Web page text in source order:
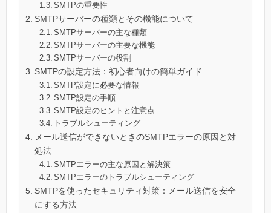
SMTPの重要性
SMTPサーバーの種類とその機能について
SMTPサーバーの主な種類
SMTPサーバーの主要な機能
SMTPサーバーの役割
SMTPの設定方法：初心者向けの簡単ガイド
SMTP設定に必要な情報
SMTP設定の手順
SMTP設定のヒントと注意点
トラブルシューティング
メール送信ができないときのSMTPエラーの原因と対
処法
SMTPエラーの主な原因と解決策
SMTPエラーのトラブルシューティング
SMTPを使ったセキュリティ対策：メール送信を安全
にする方法